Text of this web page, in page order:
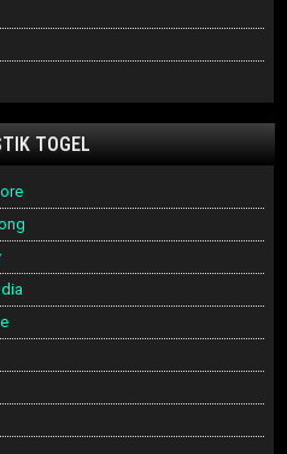
TOGEL